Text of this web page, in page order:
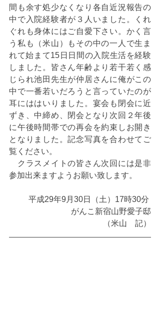
間も余す処少なくなり各自近況報告の
中で入院経験者が３人いました。くれ
ぐれも身体にはご自愛下さい。かく言
う私も（米山）もその中の一人で生ま
れて始まて15日日間の入院生活を経験
しました。皆さん年齢より若干若く感
じられ池田先生が仲居さんに俺がこの
中で一番若いだろうと言っていたのが
耳にははいりました。宴会も閉会に近
ずき、中締め、閉会となり次回２年後
に午後時間帯での再会を約束しお開き
となりました。記念写真を合わせてご
クラスメイトの皆さん次回には是非
参加出来ますようお願い致します。
平成29年9月30日（土）17時30分
がんこ新宿山野愛子邸
（米山　記）